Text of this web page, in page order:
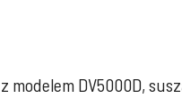
modelem DV5000D,